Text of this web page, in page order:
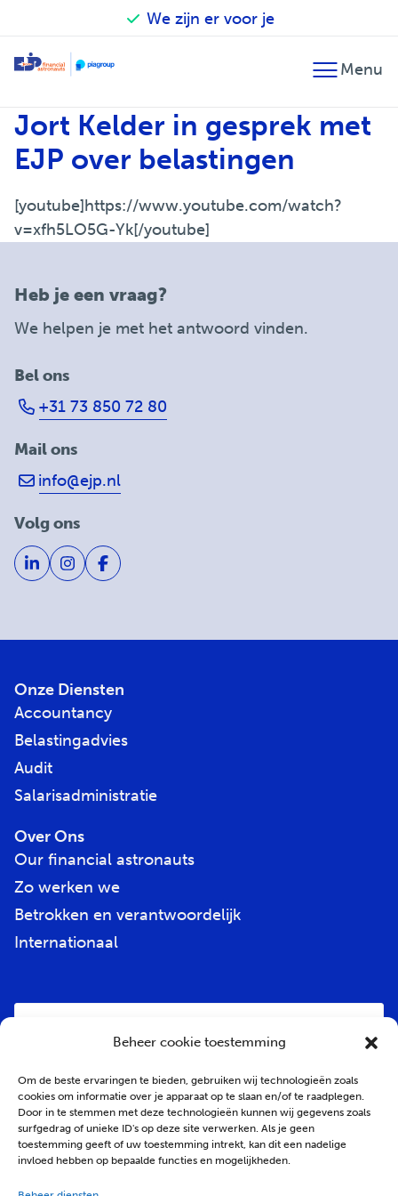
Beheer cookie toestemming
Om de beste ervaringen te bieden, gebruiken wij technologieën zoals
cookies om informatie over je apparaat op te slaan en/of te raadplegen.
Door in te stemmen met deze technologieën kunnen wij gegevens zoals
surfgedrag of unieke ID's op deze site verwerken. Als je geen
toestemming geeft of uw toestemming intrekt, kan dit een nadelige
invloed hebben op bepaalde functies en mogelijkheden.
We zijn er voor je
Financieel advies
Fiscaal advies
Financiële planning
Accountancy
Belastingadvies
Audit
Our financial astronauts
Zo werken we
Betrokken en verantwoordelijk
Internationaal
Jort Kelder in gesprek met
EJP over belastingen
[youtube]https://www.youtube.com/watch?
v=xfh5LO5G-Yk[/youtube]
Heb je een vraag?
We helpen je met het antwoord vinden.
Bel ons
+31 73 850 72 80
Mail ons
info@ejp.nl
Volg ons
Onze Diensten
Accountancy
Belastingadvies
Audit
Salarisadministratie
Over Ons
Our financial astronauts
Zo werken we
Betrokken en verantwoordelijk
Internationaal
E-
mailadres